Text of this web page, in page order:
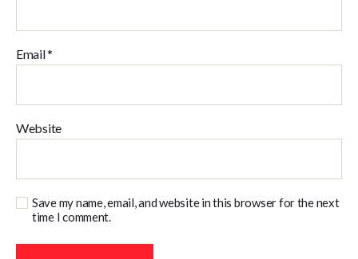
Email*
Website
Save my name, email, and website in this browser for the next
time I comment.